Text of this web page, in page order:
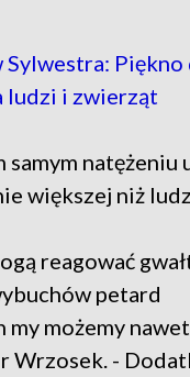
Piękno
ludzi i zwierząt
natężeniu
większej niż
reagować
petard
możemy
Wrzosek. -